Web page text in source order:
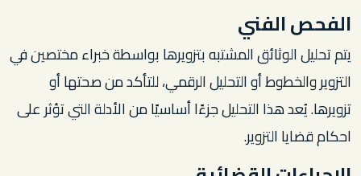
الفحص الفني
يتم تحليل الوثائق المشتبه بتزويرها بواسطة خبراء مختصين في
التزوير والخطوط أو التحليل الرقمي، للتأكد من صحتها أو
تزويرها. يُعد هذا التحليل جزءًا أساسيًا من الأدلة التي تؤثر على
احكام قضايا التزوير.